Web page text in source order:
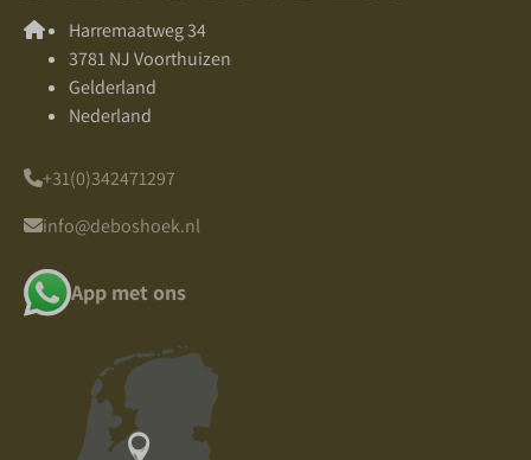
Harremaatweg 34
3781 NJ Voorthuizen
Gelderland
Nederland
+31(0)342471297
info@deboshoek.nl
App met ons